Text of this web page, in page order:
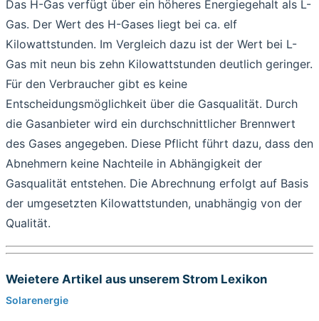
Das H-Gas verfügt über ein höheres Energiegehalt als L-
Gas. Der Wert des H-Gases liegt bei ca. elf
Kilowattstunden. Im Vergleich dazu ist der Wert bei L-
Gas mit neun bis zehn Kilowattstunden deutlich geringer.
Für den Verbraucher gibt es keine
Entscheidungsmöglichkeit über die Gasqualität. Durch
die Gasanbieter wird ein durchschnittlicher Brennwert
des Gases angegeben. Diese Pflicht führt dazu, dass den
Abnehmern keine Nachteile in Abhängigkeit der
Gasqualität entstehen. Die Abrechnung erfolgt auf Basis
der umgesetzten Kilowattstunden, unabhängig von der
Qualität.
Weietere Artikel aus unserem Strom Lexikon
Solarenergie